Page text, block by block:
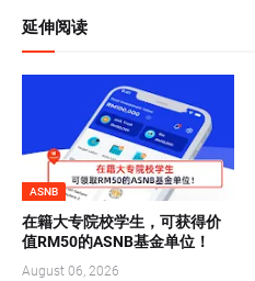
延伸阅读
ASNB
在籍大专院校学生，可获得价
值RM50的ASNB基金单位！
August 06, 2026